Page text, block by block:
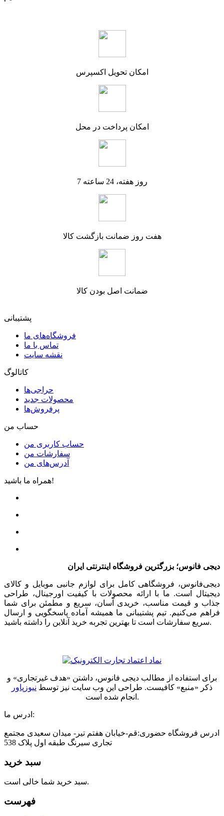
امکان تحویل اکسپرس
امکان پرداخت در محل
7 روز هفته، 24 ساعته
هفت روز ضمانت بازگشت کالا
ضمانت اصل بودن کالا
پشتیبانی
فروشگاه‌های ما
تماس با ما
نقشه سایت
کاتالوگ
حراجی‌ها
محصولات جدید
پرفروش‌ها
حساب من
حساب کاربری من
سفارشات من
آدرس‌های من
همراه ما باشید!
دیجی فانوس؛ بزرگترین فروشگاه اینترنتی ایران
دیجی‌فانوس، فروشگاهی کامل برای لوازم جانبی موبایل و کالای
دیجیتال است. ما با ارائه محصولات با کیفیت اورجینال، طراحی
جذاب و قیمت مناسب، خریدی آسان، سریع و مطمئن برای شما
فراهم می‌کنیم. تیم پشتیبانی ما همیشه آماده پاسخگویی و ارسال
سریع سفارشات است تا بهترین تجربه خرید آنلاین را داشته باشید.
برای استفاده از مطالب دیجی فانوس، داشتن «هدف غیرتجاری» و
ذکر «منبع» کافیست. طراحی این وب سایت نیز توسط نیوزپاور
انجام شده است.
ادرس ما:
ادرس فروشگاه حضوری:قم-خیابان هفتم تیر- میدان سعیدی مجتمع
تجاری سیرنگ طبقه اول پلاک 538
سبد خرید
سبد خرید شما خالی است.
فهرست